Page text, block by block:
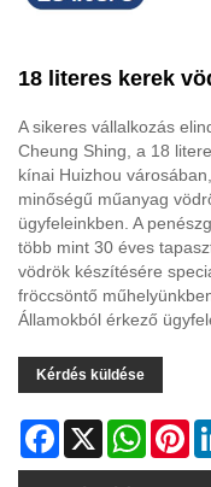
18 literes kerek
A sikeres vállalkozás
Cheung Shing, a 18
kínai Huizhou
minőségű műanyag
ügyfeleinkben. A
több mint 30 éves
vödrök készítésére
fröccsöntő
Államokból érkező
Kérdés küldése
Facebook
X